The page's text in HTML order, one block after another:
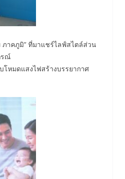
ภาคภูมิ” ที่มาแชร์ไลฟ์สไตล์ส่วน
รณ์
โหมดแสงไฟสร้างบรรยากาศ